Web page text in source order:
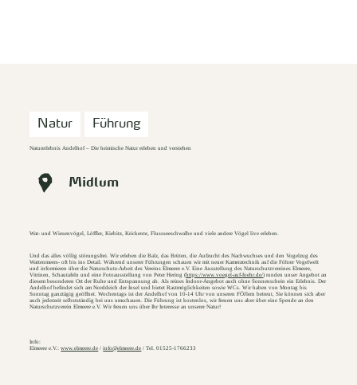
Natur Führung
Naturerlebnis Andelhof – Die heimische Natur erleben und verstehen
Midlum
Wat- und Wiesenvögel, Löffler, Kiebitz, Krickente, Flussseeschwalbe und viele andere Vögel live erleben.
Und das alles völlig störungsfrei. Wir erleben die Balz, das Brüten, die Aufzucht des Nachwuchses und den Vogelzug des
Wattenmeers- oft bis ins Detail. Während unserer Führungen schauen wir mit neuer Kameratechnik auf die Föhrer Vogelwelt
und informieren über die Naturschutz-Arbeit des Vereins Elmeere e.V. Eine Ausstellung des Naturschutzvereines Elmeere,
Vitrinen, Schautafeln und eine Fotoausstellung von Peter Hering (https://www.voegel-auf-foehr.de/) runden unser Angebot an
diesem besonderen Ort der Ruhe und Entspannung ab. Als reines Indoor-Angebot auch ohne Sonnenschein ein Erlebnis. Der
Andelhof befindet sich am Norddeich der Insel und bietet Rastmöglichkeiten sowie WCs. Wir haben von Montag bis
Sonntag ganztägig geöffnet. Wochentags ist der Andelhof von 10-14 Uhr von unseren FÖJlern betreut, Sie können sich aber
auch jederzeit selbstständig bei uns umschauen. Die Führung ist kostenlos, wir freuen uns aber über eine Spende an den
Naturschutzverein Elmeere e.V. Wir freuen uns über Ihr Interesse an unserer Natur!
Info:
Elmeere e.V.:www.elmeere.de /info@elmeere.de / Tel. 01525-1766233